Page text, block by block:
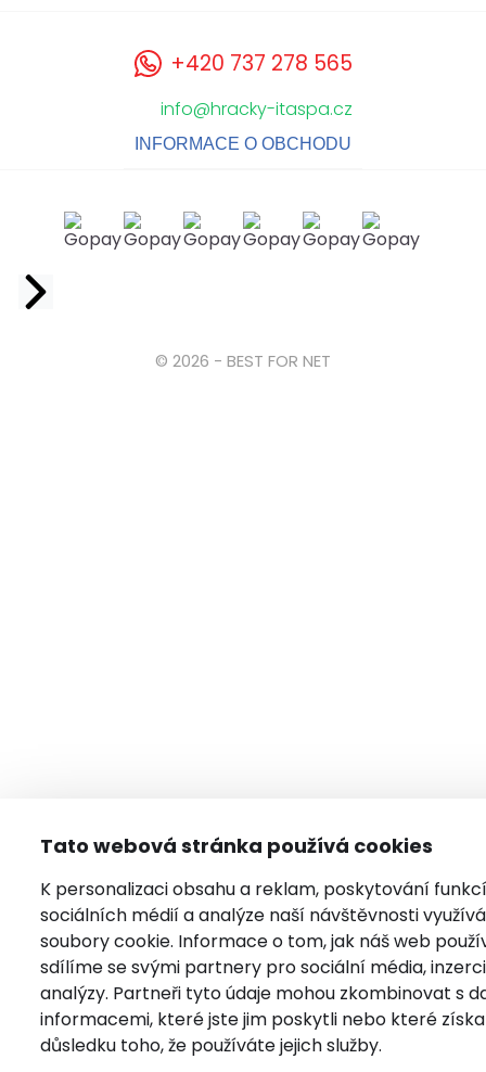
Tato webová stránka používá cookies
K personalizaci obsahu a reklam, poskytování funkcí
sociálních médií a analýze naší návštěvnosti
soubory cookie. Informace o tom, jak náš web
sdílíme se svými partnery pro sociální média,
analýzy. Partneři tyto údaje mohou zkombinovat s
informacemi, které jste jim poskytli nebo které
důsledku toho, že používáte jejich služby.
+420 737 278 565
info@hracky-itaspa.cz
INFORMACE O OBCHODU
© 2026 - BEST FOR NET